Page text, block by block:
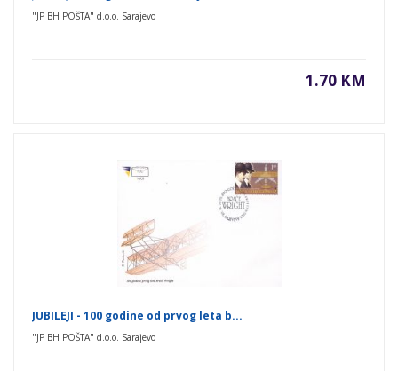
"JP BH POŠTA" d.o.o. Sarajevo
1.70 KM
JUBILEJI - 100 godine od prvog leta b...
"JP BH POŠTA" d.o.o. Sarajevo